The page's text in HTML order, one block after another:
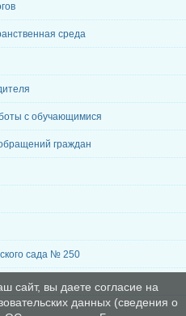
среда
с обучающимися
граждан
сада № 250
сайт, вы даете согласие на
данных (сведения о